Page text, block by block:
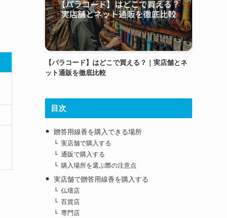
【パラコード】はどこで買える？｜実店舗とネ
ット通販を徹底比較
目次
贈答用線香を購入できる場所
実店舗で購入する
通販で購入する
購入場所を選ぶ際の注意点
実店舗で贈答用線香を購入する
仏壇店
百貨店
専門店